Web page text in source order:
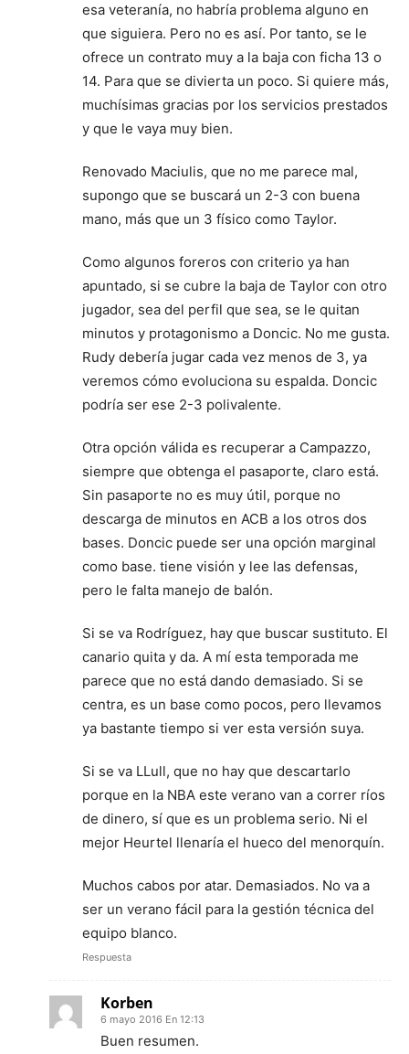
esa veteranía, no habría problema alguno en
que siguiera. Pero no es así. Por tanto, se le
ofrece un contrato muy a la baja con ficha 13 o
14. Para que se divierta un poco. Si quiere más,
muchísimas gracias por los servicios prestados
y que le vaya muy bien.
Renovado Maciulis, que no me parece mal,
supongo que se buscará un 2-3 con buena
mano, más que un 3 físico como Taylor.
Como algunos foreros con criterio ya han
apuntado, si se cubre la baja de Taylor con otro
jugador, sea del perfil que sea, se le quitan
minutos y protagonismo a Doncic. No me gusta.
Rudy debería jugar cada vez menos de 3, ya
veremos cómo evoluciona su espalda. Doncic
podría ser ese 2-3 polivalente.
Otra opción válida es recuperar a Campazzo,
siempre que obtenga el pasaporte, claro está.
Sin pasaporte no es muy útil, porque no
descarga de minutos en ACB a los otros dos
bases. Doncic puede ser una opción marginal
como base. tiene visión y lee las defensas,
pero le falta manejo de balón.
Si se va Rodríguez, hay que buscar sustituto. El
canario quita y da. A mí esta temporada me
parece que no está dando demasiado. Si se
centra, es un base como pocos, pero llevamos
ya bastante tiempo si ver esta versión suya.
Si se va LLull, que no hay que descartarlo
porque en la NBA este verano van a correr ríos
de dinero, sí que es un problema serio. Ni el
mejor Heurtel llenaría el hueco del menorquín.
Muchos cabos por atar. Demasiados. No va a
ser un verano fácil para la gestión técnica del
equipo blanco.
Respuesta
Korben
6 mayo 2016 En 12:13
Buen resumen.